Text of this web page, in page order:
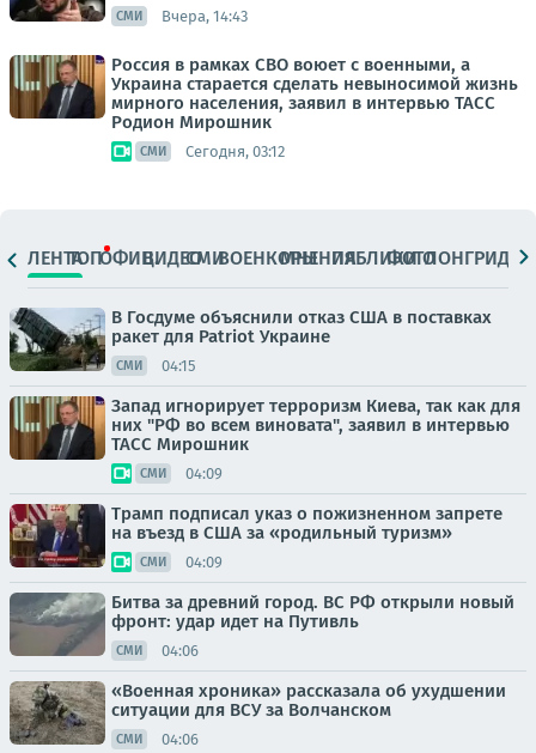
СМИ Вчера, 14:43
Россия в рамках СВО воюет с военными, а
Украина старается сделать невыносимой жизнь
мирного населения, заявил в интервью ТАСС
Родион Мирошник
СМИ Сегодня, 03:12
ЛЕНТАТОПОФИЦ.ВИДЕОСМИВОЕНКОРЫМНЕНИЯПАБЛИКИ
ФОТОЛОНГРИДЫ
В Госдуме объяснили отказ США в поставках
ракет для Patriot Украине
СМИ 04:15
Запад игнорирует терроризм Киева, так как для
них "РФ во всем виновата", заявил в интервью
ТАСС Мирошник
СМИ 04:09
Трамп подписал указ о пожизненном запрете
на въезд в США за «родильный туризм»
СМИ 04:09
Битва за древний город. ВС РФ открыли новый
фронт: удар идет на Путивль
СМИ 04:06
«Военная хроника» рассказала об ухудшении
ситуации для ВСУ за Волчанском
СМИ 04:06